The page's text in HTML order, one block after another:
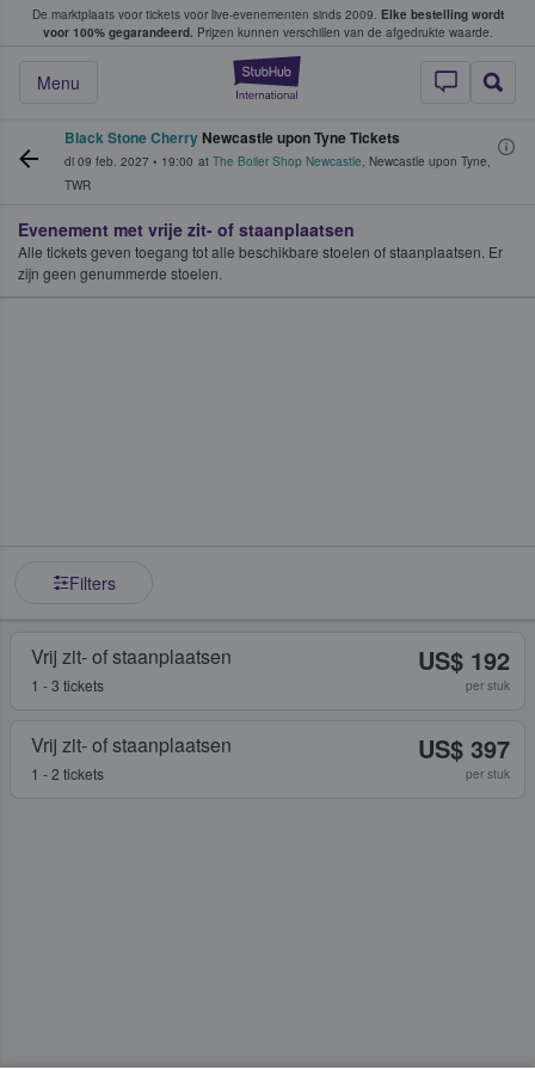
De marktplaats voor tickets voor live-evenementen sinds 2009. Elke bestelling wordt
voor 100% gegarandeerd. Prijzen kunnen verschillen van de afgedrukte waarde.
StubHub: waar
Menu
tickets kopen en verkopen
Black Stone Cherry Newcastle upon Tyne Tickets
di 09 feb. 2027 • 19:00 at The Boiler Shop Newcastle, Newcastle upon Tyne,
TWR
Evenement met vrije zit- of staanplaatsen
Alle tickets geven toegang tot alle beschikbare stoelen of staanplaatsen. Er
zijn geen genummerde stoelen.
Filters
Vrij zit- of staanplaatsen
1 - 3 tickets
US$ 192
per stuk
Vrij zit- of staanplaatsen
1 - 2 tickets
US$ 397
per stuk